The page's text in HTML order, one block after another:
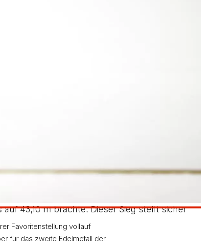
Favoritenstellung vollauf
für das zweite Edelmetall der
Aichholz, ausgesetzt. Obwohl er mit 3,60 m
steigerte sich der Lorcher im Dreisprung um
Sekunden. Bei ihrem ersten 300-m-
Hürden schaffte Vanessa Lehnert mit 12,62
Lehnert, Sarah-Lea Effert und Lena
Platz 5. Ebenfalls außer Konkurrenz
43,10 m brachte. Dieser Sieg stellt sicher